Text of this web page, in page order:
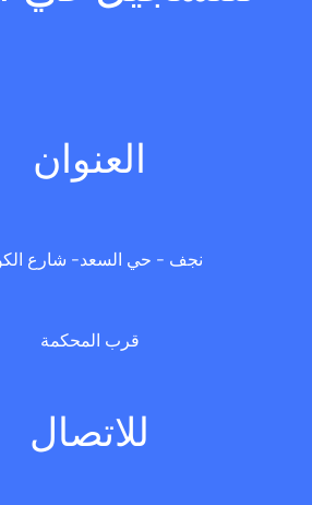
العنوان
نجف - حي السعد- شارع
قرب المحكمة
للاتصال